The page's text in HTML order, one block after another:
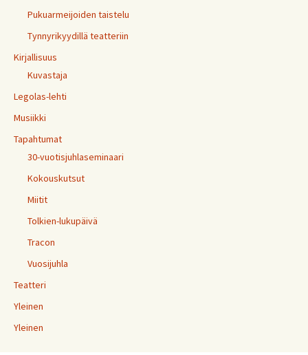
Pukuarmeijoiden taistelu
Tynnyrikyydillä teatteriin
Kirjallisuus
Kuvastaja
Legolas-lehti
Musiikki
Tapahtumat
30-vuotisjuhlaseminaari
Kokouskutsut
Miitit
Tolkien-lukupäivä
Tracon
Vuosijuhla
Teatteri
Yleinen
Yleinen